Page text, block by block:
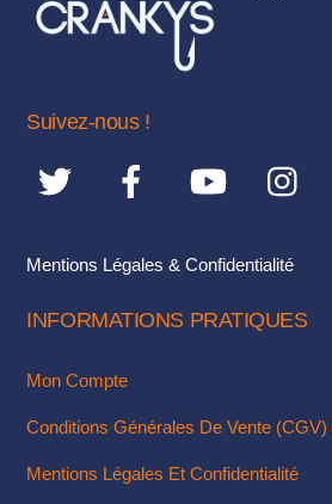
Suivez-nous !
Mentions Légales & Confidentialité
INFORMATIONS PRATIQUES
Mon Compte
Conditions Générales De Vente (CGV)
Mentions Légales Et Confidentialité